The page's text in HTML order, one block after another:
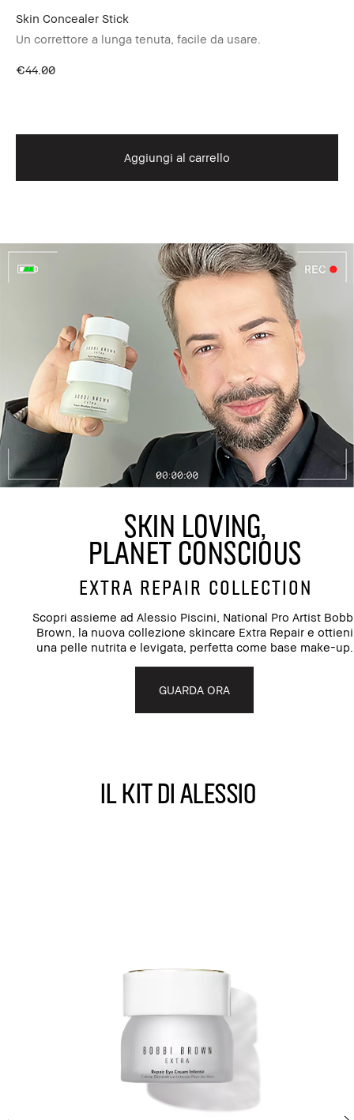
Skin Concealer Stick
Un correttore a lunga tenuta, facile da usare.
€44.00
Aggiungi al carrello
SKIN LOVING,
PLANET CONSCIOUS
EXTRA REPAIR COLLECTION
Scopri assieme ad Alessio Piscini, National Pro Artist
Brown, la nuova collezione skincare Extra Repair e ottieni
una pelle nutrita e levigata, perfetta come base make-up.
GUARDA ORA
IL KIT DI ALESSIO